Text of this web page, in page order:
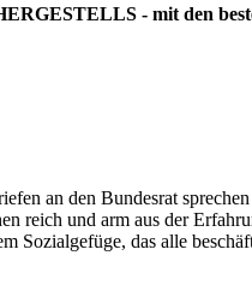
- mit den
an den Bundesrat
reich und arm aus der
Sozialgefüge, das alle